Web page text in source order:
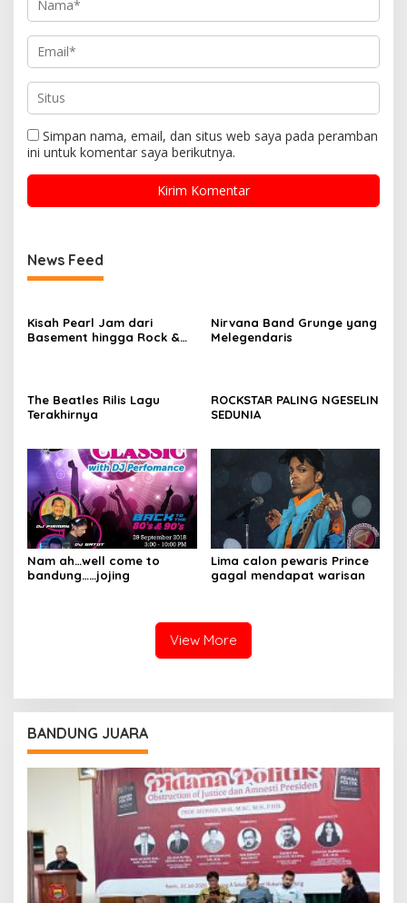
Simpan nama, email, dan situs web saya pada peramban
ini untuk komentar saya berikutnya.
News Feed
Kisah Pearl Jam dari
Basement hingga Rock &
Nirvana Band Grunge yang
Melegendaris
The Beatles Rilis Lagu
Terakhirnya
ROCKSTAR PALING NGESELIN
SEDUNIA
Nam ah…well come to
bandung……jojing
Lima calon pewaris Prince
gagal mendapat warisan
View More
BANDUNG JUARA